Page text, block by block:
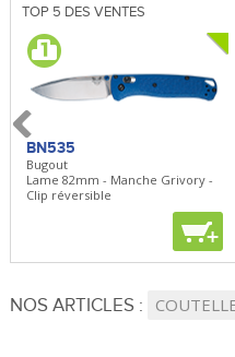
TOP 5 DES VENTES
BN535
Bugout
Lame 82mm - Manche Grivory -
Clip réversible
+
NOS ARTICLES :